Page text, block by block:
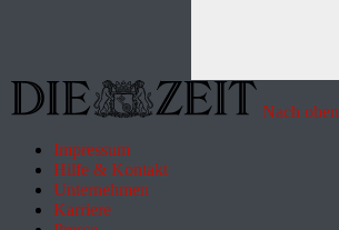
Nach oben
Impressum
Hilfe & Kontakt
Unternehmen
Karriere